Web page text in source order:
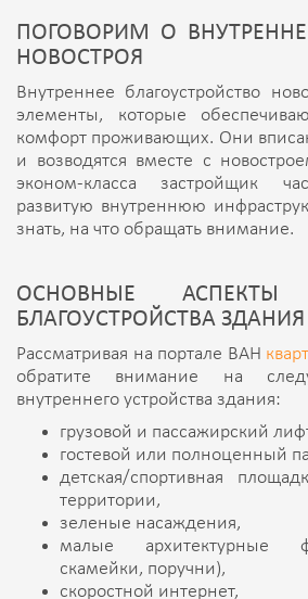
ПОГОВОРИМ О
НОВОСТРОЯ
Внутреннее благоустройство
элементы, которые
комфорт проживающих. Они
и возводятся вместе с
эконом-класса застройщик
развитую внутреннюю
знать, на что обращать внимание.
ОСНОВНЫЕ АСПЕКТЫ
БЛАГОУСТРОЙСТВА ЗДАНИЯ
Рассматривая на портале ВАН
обратите внимание на
внутреннего устройства здания:
грузовой и пассажирский
гостевой или полноценный
детская/спортивная
территории,
зеленые насаждения,
малые архитектурные
скамейки, поручни),
скоростной интернет,